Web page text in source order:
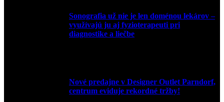
Sonografia už nie je len doménou lekárov –
využívajú ju aj fyzioterapeuti pri
diagnostike a liečbe
Nové predajne v Designer Outlet Parndorf,
centrum eviduje rekordné tržby!